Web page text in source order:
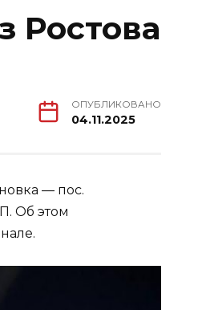
Ростова
ОПУБЛИКОВАНО
04.11.2025
— пос.
Об этом